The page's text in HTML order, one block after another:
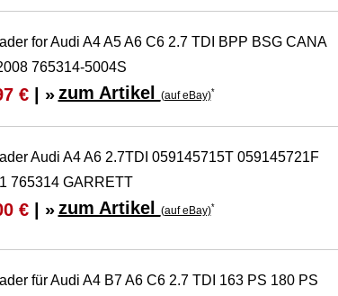
for Audi A4 A5 A6 C6 2.7 TDI BPP BSG CANA
765314-5004S
€| » zum Artikel (auf eBay)*
Audi A4 A6 2.7TDI 059145715T 059145721F
765314 GARRETT
€| » zum Artikel (auf eBay)*
für Audi A4 B7 A6 C6 2.7 TDI 163 PS 180 PS